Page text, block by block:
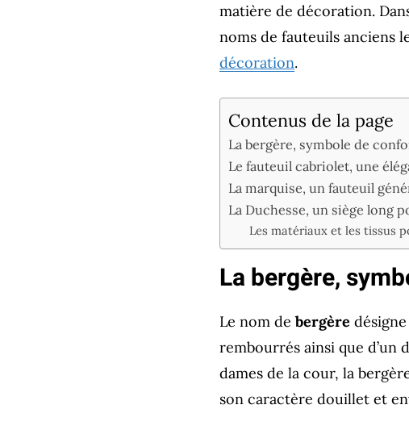
matière de décoration.
noms de fauteuils anciens
décoration.
Contenus de la page
La bergère, symbole de
Le fauteuil cabriolet, une
La marquise, un fauteuil
La Duchesse, un siège long
Les matériaux et les tissus
La bergère,
Le nom de bergère
rembourrés ainsi que
dames de la cour, la
son caractère douillet et